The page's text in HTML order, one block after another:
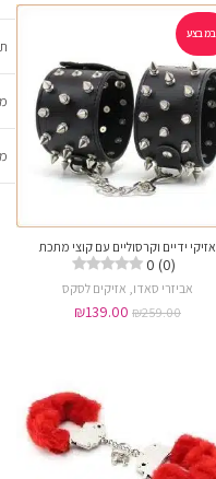
אזיקי ידיים וקרסוליים עם קוצי מתכת
0 (0)
אביזרי סאדו, אזיקים לסקס
₪259.00
₪139.00